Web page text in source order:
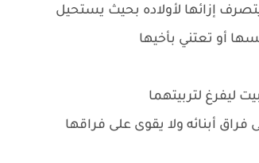
إزائها لأولاده بحيث يستحيل
أو تعتني بأخيها
ليفرغ لتربيتهما
أبنائه ولا يقوى على فراقها